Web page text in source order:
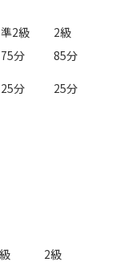
準2級
2級
75分
85分
25分 25分
2級